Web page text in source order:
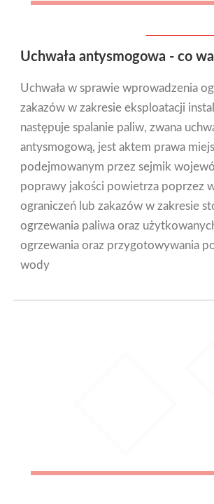
Uchwała antysmogowa - co
Uchwała w sprawie wprowadzenia
zakazów w zakresie eksploatacji
następuje spalanie paliw, zwana
antysmogową, jest aktem prawa
podejmowanym przez sejmik
poprawy jakości powietrza poprzez
ograniczeń lub zakazów w zakresie
ogrzewania paliwa oraz
ogrzewania oraz przygotowywania
wody